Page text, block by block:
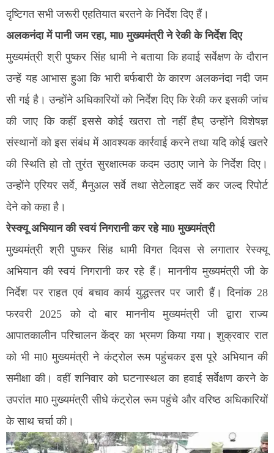
दृष्टिगत सभी जरूरी एहतियात बरतने के निर्देश दिए हैं।
अलकनंदा में पानी जम रहा, मा0 मुख्यमंत्री ने रेकी के निर्देश दिए
मुख्यमंत्री श्री पुष्कर सिंह धामी ने बताया कि हवाई सर्वेक्षण के दौरान
उन्हें यह आभास हुआ कि भारी बर्फबारी के कारण अलकनंदा नदी जम
सी गई है। उन्होंने अधिकारियों को निर्देश दिए कि रेकी कर इसकी जांच
की जाए कि कहीं इससे कोई खतरा तो नहीं हैघ् उन्होंने विशेषज्ञ
संस्थानों को इस संबंध में आवश्यक कार्रवाई करने तथा यदि कोई खतरे
की स्थिति हो तो तुरंत सुरक्षात्मक कदम उठाए जाने के निर्देश दिए।
उन्होंने एरियर सर्वे, मैनुअल सर्वे तथा सेटेलाइट सर्वे कर जल्द रिपोर्ट
देने को कहा है।
रेस्क्यू अभियान की स्वयं निगरानी कर रहे मा0 मुख्यमंत्री
मुख्यमंत्री श्री पुष्कर सिंह धामी विगत दिवस से लगातार रेस्क्यू
अभियान की स्वयं निगरानी कर रहे हैं। माननीय मुख्यमंत्री जी के
निर्देश पर राहत एवं बचाव कार्य युद्धस्तर पर जारी हैं। दिनांक 28
फरवरी 2025 को दो बार माननीय मुख्यमंत्री जी द्वारा राज्य
आपातकालीन परिचालन केंद्र का भ्रमण किया गया। शुक्रवार रात
को भी मा0 मुख्यमंत्री ने कंट्रोल रूम पहुंचकर इस पूरे अभियान की
समीक्षा की। वहीं शनिवार को घटनास्थल का हवाई सर्वेक्षण करने के
उपरांत मा0 मुख्यमंत्री सीधे कंट्रोल रूम पहुंचे और वरिष्ठ अधिकारियों
के साथ चर्चा की।